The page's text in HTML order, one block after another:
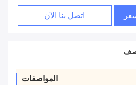
اتصل بنا الآن
المواصفات